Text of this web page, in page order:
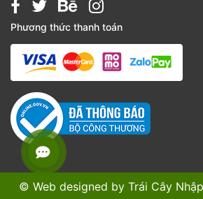
Giỏ quà tặng
Hạt chia
Hạt dẻ cười
Hạt hạnh nhân
Hạt macca
Hạt óc chó
Kẹo
Nho khô
Phương thức thanh toán
© Web designed by Trái Cây